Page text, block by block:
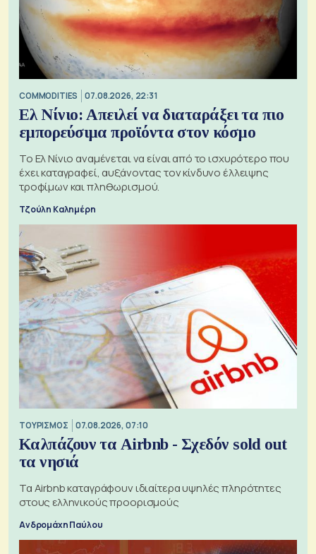
COMMODITIES 07.08.2026, 22:31
Ελ Νίνιο: Απειλεί να διαταράξει τα πιο
εμπορεύσιμα προϊόντα στον κόσμο
Το Ελ Νίνιο αναμένεται να είναι από το ισχυρότερο που
έχει καταγραφεί, αυξάνοντας τον κίνδυνο έλλειψης
τροφίμων και πληθωρισμού.
Τζούλη Καλημέρη
ΤΟΥΡΙΣΜΟΣ 07.08.2026, 07:10
Καλπάζουν τα Airbnb - Σχεδόν sold out
τα νησιά
Τα Airbnb καταγράφουν ιδιαίτερα υψηλές πληρότητες
στους ελληνικούς προορισμούς
Ανδρομάχη Παύλου